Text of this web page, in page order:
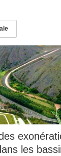
les